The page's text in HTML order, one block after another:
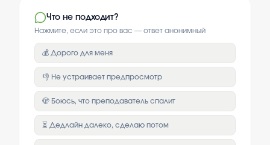
Что не подходит?
Нажмите, если это про вас — ответ анонимный
💰 Дорого для меня
👎 Не устраивает предпросмотр
🫣 Боюсь, что преподаватель спалит
⏳ Дедлайн далеко, сделаю потом